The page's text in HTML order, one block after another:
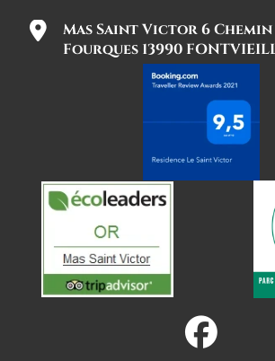
Mas Saint Victor 6 Chemin
Fourques 13990
fab